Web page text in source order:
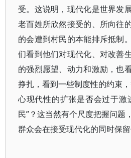
受。这说明，现代化是世界发
老百姓所欣然接受的、所向往
的会遭到村民的本能排斥抵制
们看到他们对现代化、对改善
的强烈愿望、动力和激励，也
挣扎，看到一些制度性的约束
心现代性的扩张是否会过于激
民”？这当然有个尺度把握问题
群众会在接受现代化的同时保留